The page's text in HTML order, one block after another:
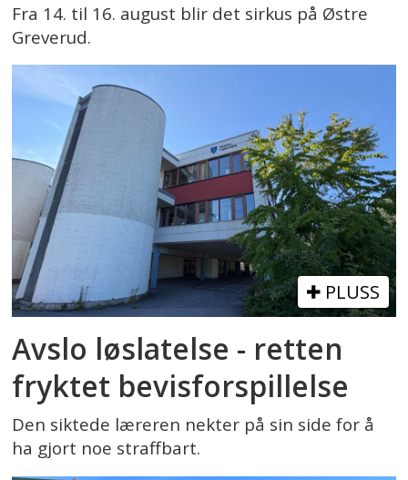
Fra 14. til 16. august blir det sirkus på Østre
Greverud.
PLUSS
Avslo løslatelse - retten
fryktet bevisforspillelse
Den siktede læreren nekter på sin side for å
ha gjort noe straffbart.